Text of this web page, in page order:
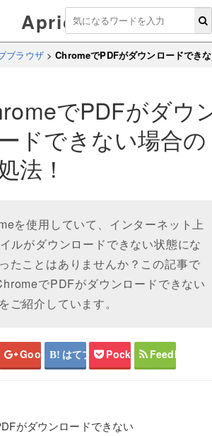
Aprico
ブラウザ>ChromeでPDFがダウンロードでき
でPDFがダウ
ドできない場合の
法！
を使用していて、インターネット上
ルがダウンロードできない状態にな
たことはありませんか？この記事で
でPDFがダウンロードできない
ご紹介しています。
Google+ はてブ Pocket Feedly
がダウンロードできない